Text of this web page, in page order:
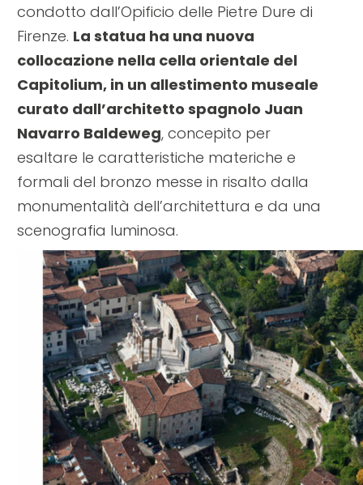
condotto dall’Opificio delle Pietre Dure di
Firenze. La statua ha una nuova
collocazione nella cella orientale del
Capitolium, in un allestimento museale
curato dall’architetto spagnolo Juan
Navarro Baldeweg, concepito per
esaltare le caratteristiche materiche e
formali del bronzo messe in risalto dalla
monumentalità dell’architettura e da una
scenografia luminosa.